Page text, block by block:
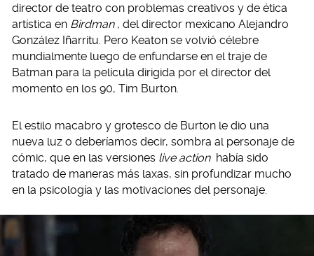
director de teatro con problemas creativos y de ética
artística en Birdman , del director mexicano Alejandro
González Iñarritu. Pero Keaton se volvió célebre
mundialmente luego de enfundarse en el traje de
Batman para la película dirigida por el director del
momento en los 90, Tim Burton.
El estilo macabro y grotesco de Burton le dio una
nueva luz o deberíamos decir, sombra al personaje de
cómic, que en las versiones live action había sido
tratado de maneras más laxas, sin profundizar mucho
en la psicología y las motivaciones del personaje.